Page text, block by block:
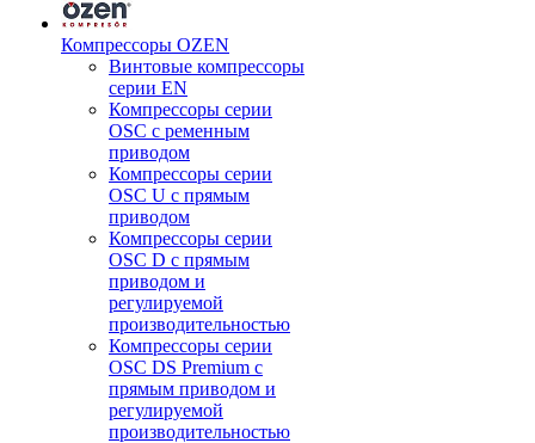
Компрессоры OZEN
Винтовые компрессоры
серии EN
Компрессоры серии
OSC с ременным
приводом
Компрессоры серии
OSC U с прямым
приводом
Компрессоры серии
OSC D с прямым
приводом и
регулируемой
производительностью
Компрессоры серии
OSC DS Premium с
прямым приводом и
регулируемой
производительностью